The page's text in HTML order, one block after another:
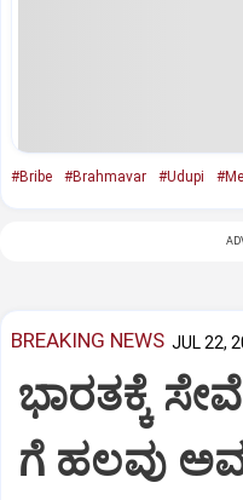
#Bribe #Brahmavar #Udupi
BREAKING NEWS JUL 22,
ಭಾರತಕ್ಕೆ
ಗೆ ಹಲವು